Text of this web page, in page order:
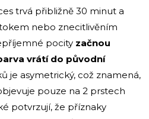
trvá přibližně 30 minut a
nebo znecitlivěním
pocity začnou
vrátí do původní
je asymetrický, což znamená,
pouze na 2 prstech
potvrzují, že příznaky